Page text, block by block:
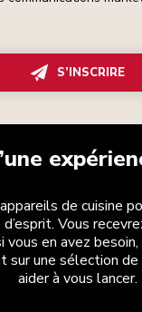
S’INSCRIRE
de cuisine
Vous
vous en avez besoin,
sur une sélection
aider à vous lancer.